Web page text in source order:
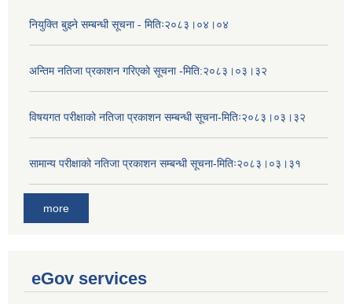
नियुक्ति बुझ्ने सम्बन्धी सूचना - मितिः२०८३।०४।०४
अन्तिम नतिजा प्रकाशन गरिएको सूचना -मिति:२०८३।०३।३२
विषयगत परीक्षाको नतिजा प्रकाशन सम्बन्धी सूचना-मितिः२०८३।०३।३२
सामान्य परीक्षाको नतिजा प्रकाशन सम्बन्धी सूचना-मितिः२०८३।०३।३१
more
eGov services